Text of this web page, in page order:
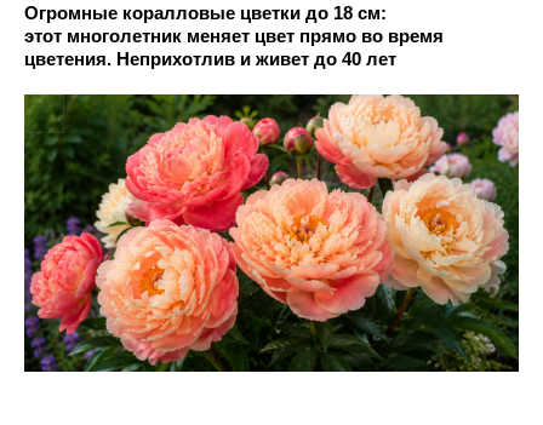
Огромные коралловые цветки до 18 см:
этот многолетник меняет цвет прямо во время
цветения. Неприхотлив и живет до 40 лет